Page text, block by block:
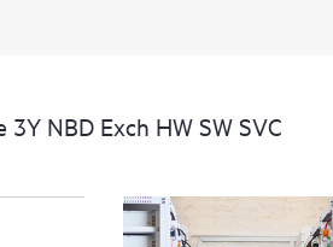
NBD Exch HW SW SVC